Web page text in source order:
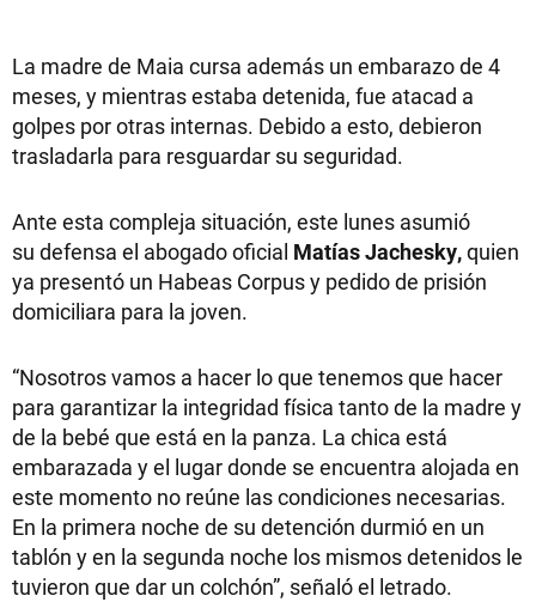
La madre de Maia cursa además un embarazo de 4
meses, y mientras estaba detenida, fue atacad a
golpes por otras internas. Debido a esto, debieron
trasladarla para resguardar su seguridad.
Ante esta compleja situación, este lunes asumió
su defensa el abogado oficial Matías Jachesky,quien
ya presentó un Habeas Corpus y pedido de prisión
domiciliara para la joven.
“Nosotros vamos a hacer lo que tenemos que hacer
para garantizar la integridad física tanto de la madre y
de la bebé que está en la panza. La chica está
embarazada y el lugar donde se encuentra alojada en
este momento no reúne las condiciones necesarias.
En la primera noche de su detención durmió en un
tablón y en la segunda noche los mismos detenidos le
tuvieron que dar un colchón”, señaló el letrado.